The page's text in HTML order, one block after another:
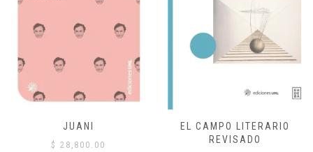
JUANI
$ 28,800.00
EL CAMPO LITERARIO
REVISADO